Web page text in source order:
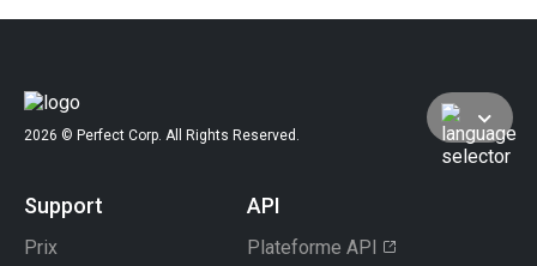
2026 © Perfect Corp. All Rights Reserved.
Support
Prix
API
Plateforme API